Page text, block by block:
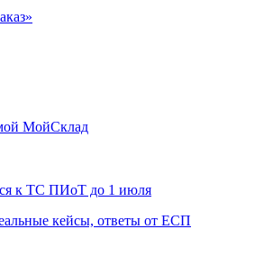
МойСклад
к ТС ПИоТ до 1 июля
кейсы, ответы от ЕСП